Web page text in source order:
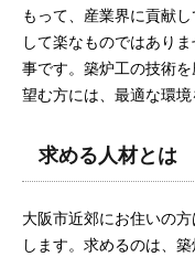
もって、産業界に貢献
して楽なものではあり
事です。築炉工の技術
望む方には、最適な環境
求める人材とは
大阪市近郊にお住いの
します。求めるのは、